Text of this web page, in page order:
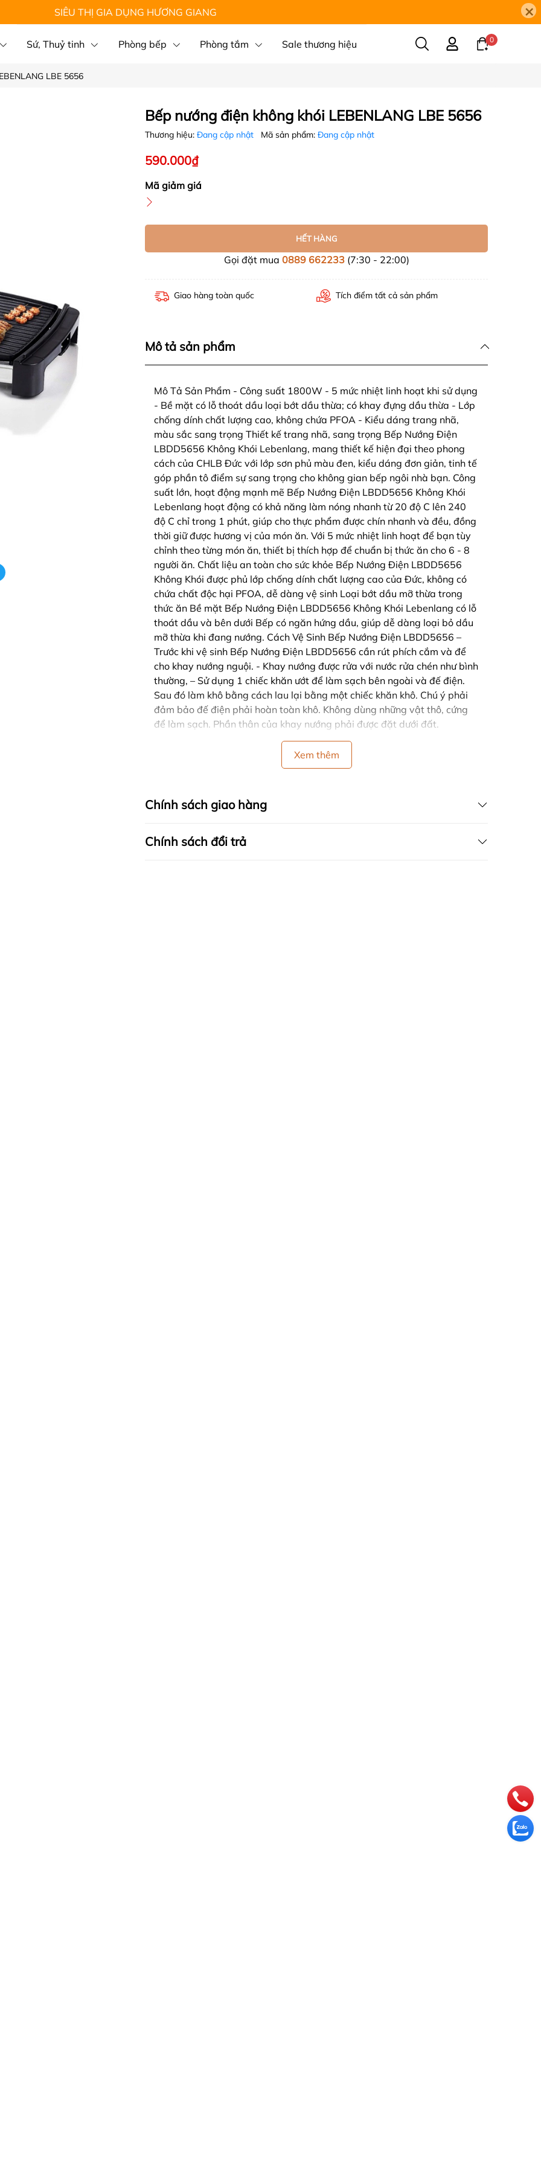
SIÊU THỊ GIA DỤNG HƯƠNG GIANG ×
Sứ, Thuỷ tinh Phòng bếp Phòng tắm Sale thương hiệu 0
LBE 5656
Bếp nướng điện không khói LEBENLANG LBE 5656
Thương hiệu: Đang cập nhật Mã sản phẩm: Đang cập nhật
590.000₫
Mã giảm giá
HẾT HÀNG
Gọi đặt mua 0889 662233(7:30 - 22:00)
Giao hàng toàn quốc Tích điểm tất cả sản phẩm
Mô tả sản phẩm
Mô Tả Sản Phẩm - Công suất 1800W - 5 mức nhiệt linh hoạt khi sử dụng
- Bề mặt có lỗ thoát dầu loại bớt dầu thừa; có khay đựng dầu thừa - Lớp
chống dính chất lượng cao, không chứa PFOA - Kiểu dáng trang nhã,
màu sắc sang trọng Thiết kế trang nhã, sang trọng Bếp Nướng Điện
LBDD5656 Không Khói Lebenlang, mang thiết kế hiện đại theo phong
cách của CHLB Đức với lớp sơn phủ màu đen, kiểu dáng đơn giản, tinh tế
góp phần tô điểm sự sang trọng cho không gian bếp ngôi nhà bạn. Công
suất lớn, hoạt động mạnh mẽ Bếp Nướng Điện LBDD5656 Không Khói
Lebenlang hoạt động có khả năng làm nóng nhanh từ 20 độ C lên 240
độ C chỉ trong 1 phút, giúp cho thực phẩm được chín nhanh và đều, đồng
thời giữ được hương vị của món ăn. Với 5 mức nhiệt linh hoạt để bạn tùy
chỉnh theo từng món ăn, thiết bị thích hợp để chuẩn bị thức ăn cho 6 - 8
người ăn. Chất liệu an toàn cho sức khỏe Bếp Nướng Điện LBDD5656
Không Khói được phủ lớp chống dính chất lượng cao của Đức, không có
chứa chất độc hại PFOA, dễ dàng vệ sinh Loại bớt dầu mỡ thừa trong
thức ăn Bề mặt Bếp Nướng Điện LBDD5656 Không Khói Lebenlang có lỗ
thoát dầu và bên dưới Bếp có ngăn hứng dầu, giúp dễ dàng loại bỏ dầu
mỡ thừa khi đang nướng. Cách Vệ Sinh Bếp Nướng Điện LBDD5656 –
Trước khi vệ sinh Bếp Nướng Điện LBDD5656 cần rút phích cắm và để
cho khay nướng nguội. - Khay nướng được rửa với nước rửa chén như bình
thường, – Sử dụng 1 chiếc khăn ướt để làm sạch bên ngoài và đế điện.
Sau đó làm khô bằng cách lau lại bằng một chiếc khăn khô. Chú ý phải
đảm bảo đế điện phải hoàn toàn khô. Không dùng những vật thô, cứng
để làm sạch. Phần thân của khay nướng phải được đặt dưới đất.
Xem thêm
Chính sách giao hàng
Chính sách đổi trả